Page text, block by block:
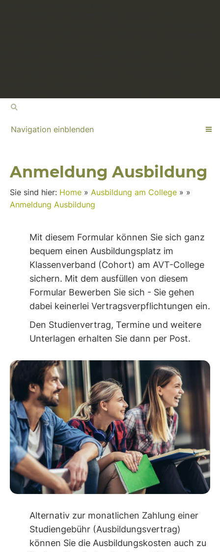
Navigation einblenden
Anmeldung Ausbildung
Sie sind hier: Home » Ausbildung am College » »
Anmeldung Ausbildung
Mit diesem Formular können Sie sich ganz
bequem einen Ausbildungsplatz im
Klassenverband (Cohort) am AVT-College
sichern. Mit dem ausfüllen von diesem
Formular Bewerben Sie sich - Sie gehen
dabei keinerlei Vertragsverpflichtungen ein.
Den Studienvertrag, Termine und weitere
Unterlagen erhalten Sie dann per Post.
Alternativ zur monatlichen Zahlung einer
Studiengebühr (Ausbildungsvertrag)
können Sie die Ausbildungskosten auch zu